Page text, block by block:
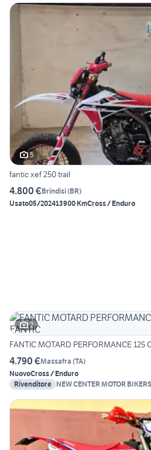
5
fantic xef 250 trail
4.800 €Brindisi(BR)
Usato05/202413900 KmCross / Enduro
2
FANTIC MOTARD PERFORMANCE 125
4.790 €Massafra (TA)
NuovoCross / Enduro
Rivenditore NEW CENTER MOTOR